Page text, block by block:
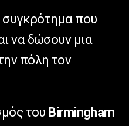
συγκρότημα που
να δώσουν μια
πόλη τον
του Birmingham